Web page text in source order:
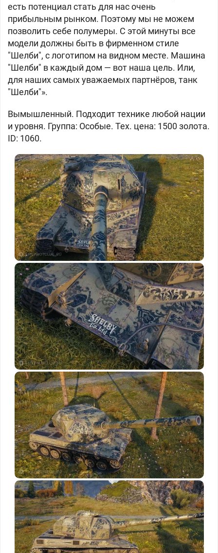
есть потенциал стать для нас очень
прибыльным рынком. Поэтому мы не можем
позволить себе полумеры. С этой минуты все
модели должны быть в фирменном стиле
"Шелби", с логотипом на видном месте. Машина
"Шелби" в каждый дом — вот наша цель. Или,
для наших самых уважаемых партнёров, танк
"Шелби"».
Вымышленный. Подходит технике любой нации
и уровня. Группа: Особые. Тех. цена: 1500 золота.
ID: 1060.